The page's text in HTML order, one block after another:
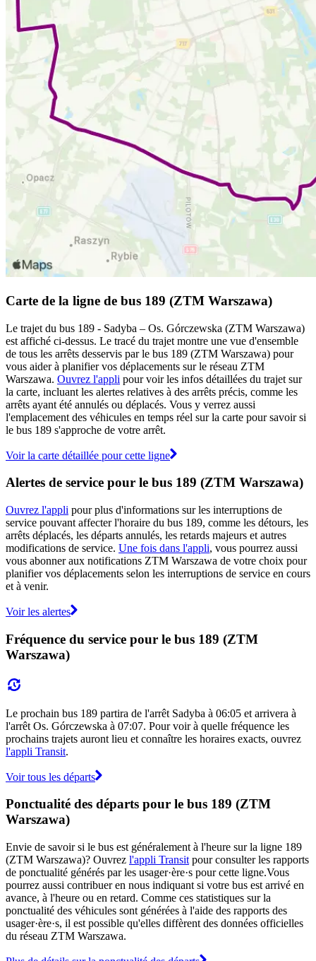
Carte de la ligne de bus 189 (ZTM Warszawa)
Le trajet du bus 189 - Sadyba – Os. Górczewska (ZTM Warszawa)
est affiché ci-dessus. Le tracé du trajet montre une vue d'ensemble
de tous les arrêts desservis par le bus 189 (ZTM Warszawa) pour
vous aider à planifier vos déplacements sur le réseau ZTM
Warszawa. Ouvrez l'appli pour voir les infos détaillées du trajet sur
la carte, incluant les alertes relatives à des arrêts précis, comme les
arrêts ayant été annulés ou déplacés. Vous y verrez aussi
l'emplacement des véhicules en temps réel sur la carte pour savoir si
le bus 189 s'approche de votre arrêt.
Voir la carte détaillée pour cette ligne
Alertes de service pour le bus 189 (ZTM Warszawa)
Ouvrez l'appli pour plus d'informations sur les interruptions de
service pouvant affecter l'horaire du bus 189, comme les détours, les
arrêts déplacés, les départs annulés, les retards majeurs et autres
modifications de service. Une fois dans l'appli, vous pourrez aussi
vous abonner aux notifications ZTM Warszawa de votre choix pour
planifier vos déplacements selon les interruptions de service en cours
et à venir.
Voir les alertes
Fréquence du service pour le bus 189 (ZTM
Warszawa)
Le prochain bus 189 partira de l'arrêt Sadyba à 06:05 et arrivera à
l'arrêt Os. Górczewska à 07:07. Pour voir à quelle fréquence les
prochains trajets auront lieu et connaître les horaires exacts, ouvrez
l'appli Transit.
Voir tous les départs
Ponctualité des départs pour le bus 189 (ZTM
Warszawa)
Envie de savoir si le bus est généralement à l'heure sur la ligne 189
(ZTM Warszawa)? Ouvrez l'appli Transit pour consulter les rapports
de ponctualité générés par les usager·ère·s pour cette ligne.Vous
pourrez aussi contribuer en nous indiquant si votre bus est arrivé en
avance, à l'heure ou en retard. Comme ces statistiques sur la
ponctualité des véhicules sont générées à l'aide des rapports des
usager·ère·s, il est possible qu'elles diffèrent des données officielles
du réseau ZTM Warszawa.